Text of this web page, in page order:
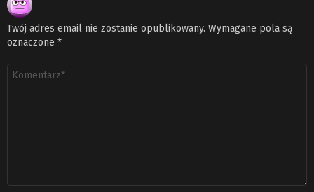
Twój adres email nie zostanie opublikowany. Wymagane pola są
oznaczone *